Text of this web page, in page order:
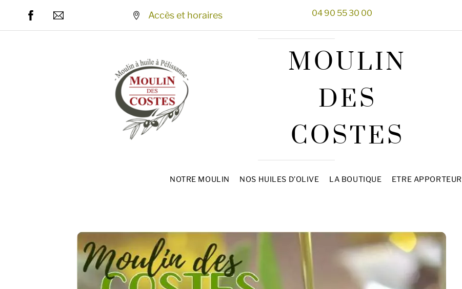
content
Accès et horaires 04 90 55 30 00
MOULIN
DES
COSTES
NOTRE MOULIN NOS HUILES D’OLIVE LA BOUTIQUE ETRE APPORTEUR